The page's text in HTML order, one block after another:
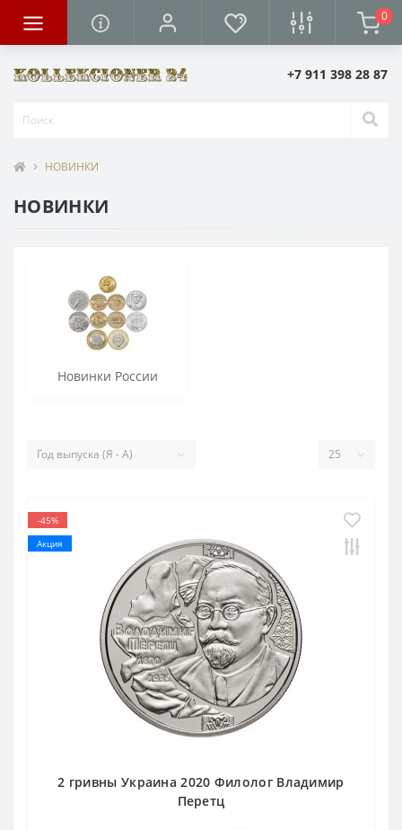
0
+7 911 398 28 87
НОВИНКИ
НОВИНКИ
Новинки России
-45%
Акция
2 гривны Украина 2020 Филолог Владимир
Перетц